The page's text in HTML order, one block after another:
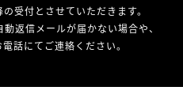
受付とさせていただきます。
返信メールが届かない場合や、
話にてご連絡ください。